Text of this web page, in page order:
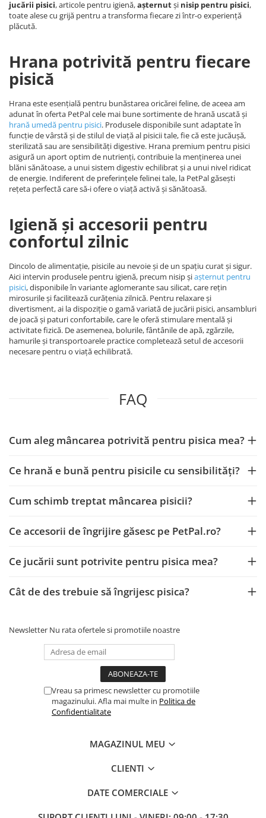
jucării pisici, articole pentru igienă,așternutși nisip pentru pisici,
toate alese cu grijă pentru a transforma fiecare zi într-o experiență
plăcută.
Hrana potrivită pentru fiecare
pisică
Hrana este esențială pentru bunăstarea oricărei feline, de aceea am
adunat în oferta PetPal cele mai bune sortimente de hrană uscată și
hrană umedă pentru pisici. Produsele disponibile sunt adaptate în
funcție de vârstă și de stilul de viață al pisicii tale, fie că este jucăușă,
sterilizată sau are sensibilități digestive. Hrana premium pentru pisici
asigură un aport optim de nutrienți, contribuie la menținerea unei
blăni sănătoase, a unui sistem digestiv echilibrat și a unui nivel ridicat
de energie. Indiferent de preferințele felinei tale, la PetPal găsești
rețeta perfectă care să-i ofere o viață activă și sănătoasă.
Igienă și accesorii pentru
confortul zilnic
Dincolo de alimentație, pisicile au nevoie și de un spațiu curat și sigur.
Aici intervin produsele pentru igienă, precum nisip șiașternut pentru
pisici, disponibile în variante aglomerante sau silicat, care rețin
mirosurile și facilitează curățenia zilnică. Pentru relaxare și
divertisment, ai la dispoziție o gamă variată de jucării pisici, ansambluri
de joacă și paturi confortabile, care le oferă stimulare mentală și
activitate fizică. De asemenea, bolurile, fântânile de apă, zgărzile,
hamurile și transportoarele practice completează setul de accesorii
necesare pentru o viață echilibrată.
FAQ
Cum aleg mâncarea potrivită pentru pisica mea?
Ce hrană e bună pentru pisicile cu sensibilități?
Cum schimb treptat mâncarea pisicii?
Ce accesorii de îngrijire găsesc pe PetPal.ro?
Ce jucării sunt potrivite pentru pisica mea?
Cât de des trebuie să îngrijesc pisica?
Newsletter Nu rata ofertele si promotiile noastre
Vreau sa primesc newsletter cu promotiile
magazinului. Afla mai multe in Politica de
Confidentialitate
MAGAZINUL MEU
CLIENTI
DATE COMERCIALE